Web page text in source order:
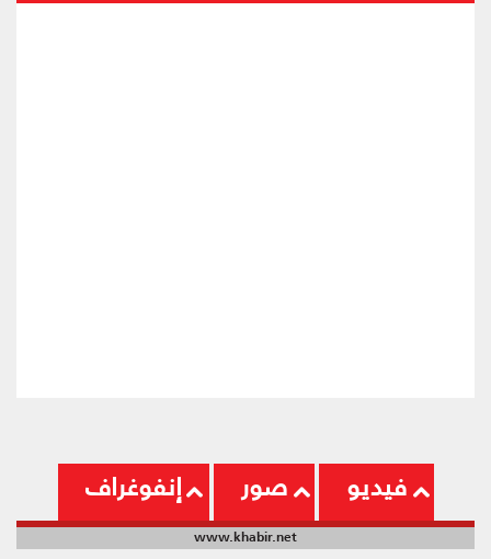
فيديو صور إنفوغراف
www.khabir.net